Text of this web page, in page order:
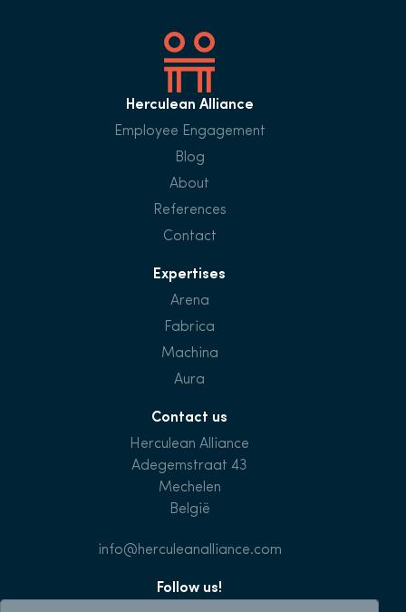
Herculean Alliance
Employee Engagement
Blog
About
References
Contact
Expertises
Arena
Fabrica
Machina
Aura
Contact us
Herculean Alliance
Adegemstraat 43
Mechelen
België
info@herculeanalliance.com
Follow us!